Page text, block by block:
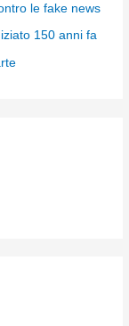
le fake news
150 anni fa